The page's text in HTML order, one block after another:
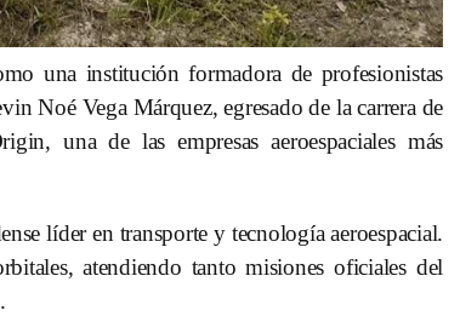
una institución formadora de profesionistas
Noé Vega Márquez, egresado de la carrera de
una de las empresas aeroespaciales más
líder en transporte y tecnología aeroespacial.
atendiendo tanto misiones oficiales del